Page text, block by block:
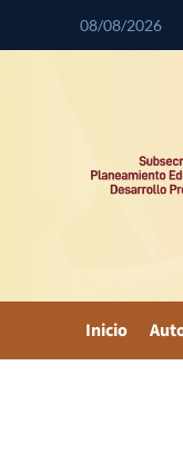
08/08/2026
Inicio